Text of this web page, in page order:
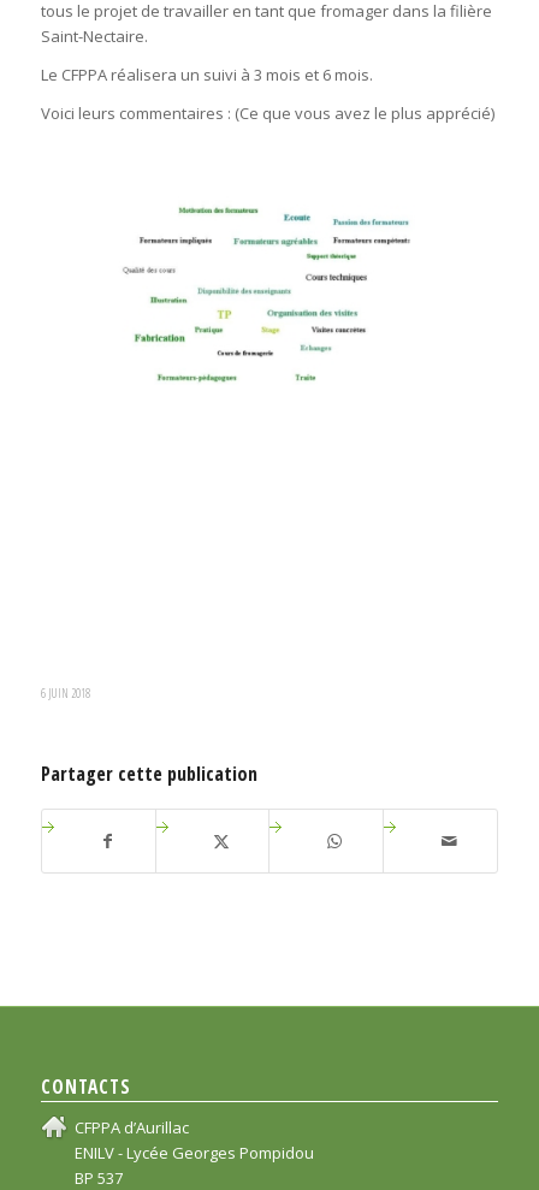
tous le projet de travailler en tant que fromager dans la filière
Saint-Nectaire.
Le CFPPA réalisera un suivi à 3 mois et 6 mois.
Voici leurs commentaires : (Ce que vous avez le plus apprécié)
6 JUIN 2018
Partager cette publication
CONTACTS
CFPPA d’Aurillac
ENILV - Lycée Georges Pompidou
BP 537